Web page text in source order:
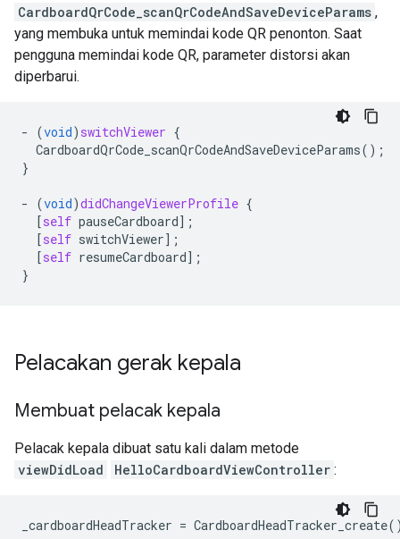
CardboardQrCode_scanQrCodeAndSaveDeviceParams ,
yang membuka untuk memindai kode QR penonton. Saat
pengguna memindai kode QR, parameter distorsi akan
diperbarui.
- (void) switchViewer {
CardboardQrCode_scanQrCodeAndSaveDeviceParams();
}
- (void)didChangeViewerProfile {
[self pauseCardboard];
[self switchViewer];
[self resumeCardboard];
}
Pelacakan gerak kepala
Membuat pelacak kepala
Pelacak kepala dibuat satu kali dalam metode
viewDidLoad
HelloCardboardViewController :